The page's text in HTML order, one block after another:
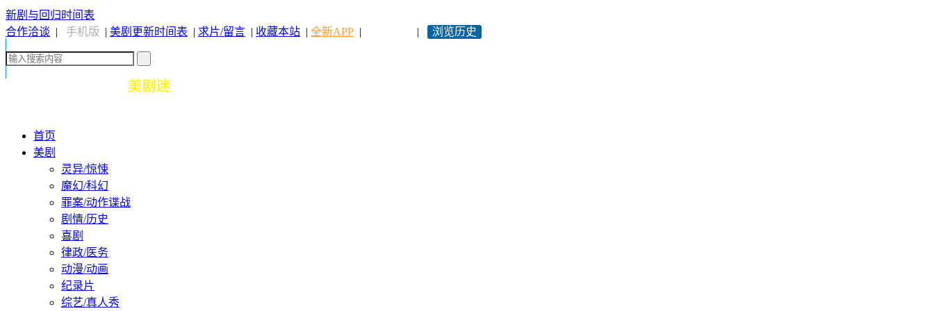
新剧与回归时间表
合作洽谈 | 手机版 | 美剧更新时间表 | 求片/留言 | 收藏本站 | 全新APP | | 浏览历史
首页
美剧
灵异/惊悚
魔幻/科幻
罪案/动作谍战
剧情/历史
喜剧
律政/医务
动漫/动画
纪录片
综艺/真人秀